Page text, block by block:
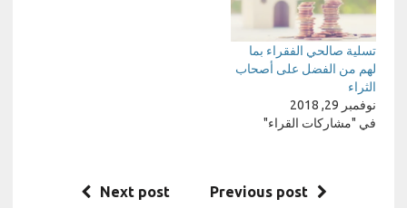
تسلية صالحي الفقراء بما
لهم من الفضل على أصحاب
الثراء
نوفمبر 29, 2018
في "مشاركات القراء"
Previous post
Next post